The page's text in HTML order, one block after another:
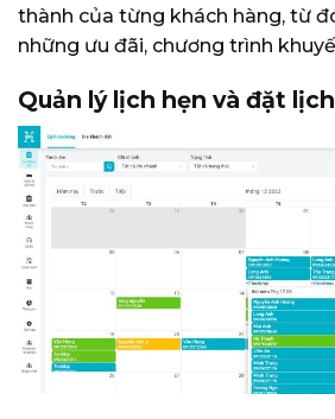
thành của từng khách hàng, từ
những ưu đãi, chương trình
Quản lý lịch hẹn và đặt lịch